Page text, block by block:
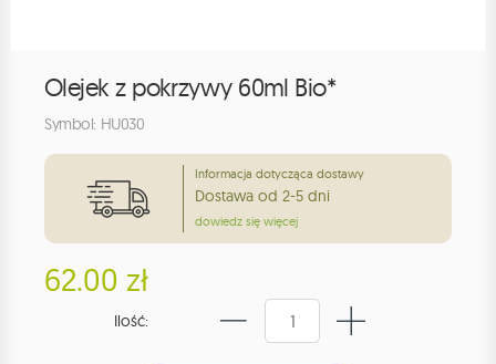
Olejek z pokrzywy 60ml Bio*
Symbol: HU030
Informacja dotycząca dostawy
Dostawa od 2-5 dni
dowiedz się więcej
62.00 zł
Ilość: